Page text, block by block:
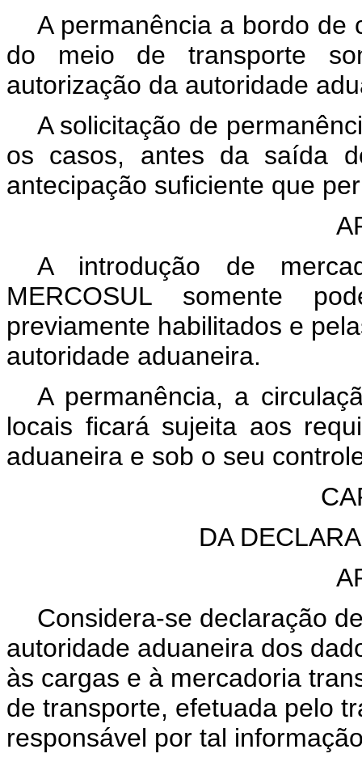
A permanência a bordo de
do meio de transporte
autorização da autoridade
A solicitação de
os casos, antes da saída
antecipação suficiente que
A introdução de
MERCOSUL somente
previamente habilitados e
autoridade aduaneira.
A permanência, a
locais ficará sujeita aos
aduaneira e sob o seu
DA
Considera-se declaração
autoridade aduaneira dos
às cargas e à mercadoria
de transporte, efetuada pelo
responsável por tal